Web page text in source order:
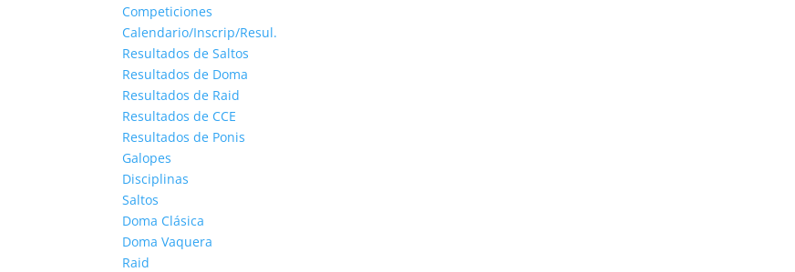
Competiciones
Calendario/Inscrip/Resul.
Resultados de Saltos
Resultados de Doma
Resultados de Raid
Resultados de CCE
Resultados de Ponis
Galopes
Disciplinas
Saltos
Doma Clásica
Doma Vaquera
Raid